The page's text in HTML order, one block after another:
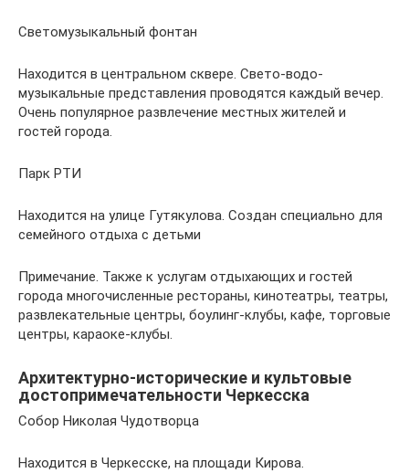
Светомузыкальный фонтан
Находится в центральном сквере. Свето-водо-
музыкальные представления проводятся каждый вечер.
Очень популярное развлечение местных жителей и
гостей города.
Парк РТИ
Находится на улице Гутякулова. Создан специально для
семейного отдыха с детьми
Примечание. Также к услугам отдыхающих и гостей
города многочисленные рестораны, кинотеатры, театры,
развлекательные центры, боулинг-клубы, кафе, торговые
центры, караоке-клубы.
Архитектурно-исторические и культовые
достопримечательности Черкесска
Собор Николая Чудотворца
Находится в Черкесске, на площади Кирова.